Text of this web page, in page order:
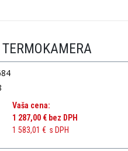
Vaša cena:
1 287,00 € bez DPH
1 583,01 € s DPH